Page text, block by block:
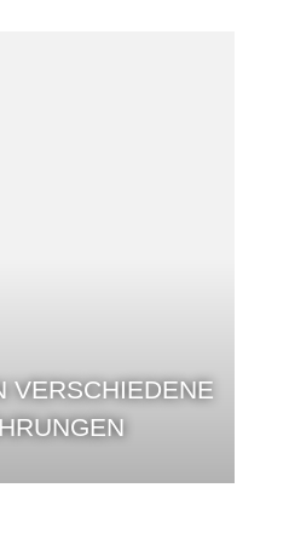
VERSCHIEDENE